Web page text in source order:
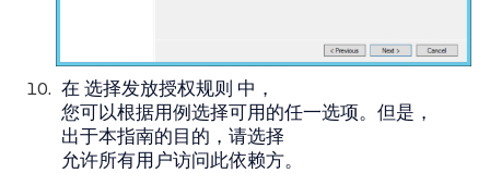
在 选择发放授权规则 中，
您可以根据用例选择可用的任一选项。但是，
出于本指南的目的，请选择
允许所有用户访问此依赖方。